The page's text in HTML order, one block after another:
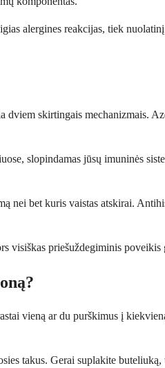
alergines reakcijas, tiek
skirtingais mechanizmais.
slopindamas jūsų imuninės
nei bet kuris vaistas atskirai.
visiškas priešuždegiminis
vieną ar du purškimus į
takus. Gerai suplakite